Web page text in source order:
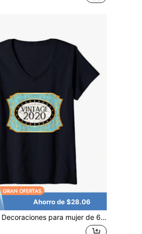
Ahorro de $28.06
Decoraciones para mujer de 6 años - Camisa